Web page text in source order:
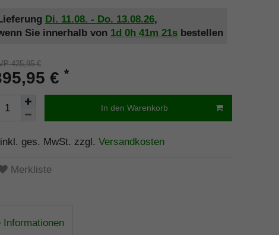
Di. 11.08. - Do. 13.08.26,
Sie innerhalb von 1d 0h 41m 20sbestellen
425,95 €
€ *
In den Warenkorb
ges. MwSt. zzgl. Versandkosten
Merkliste
Informationen